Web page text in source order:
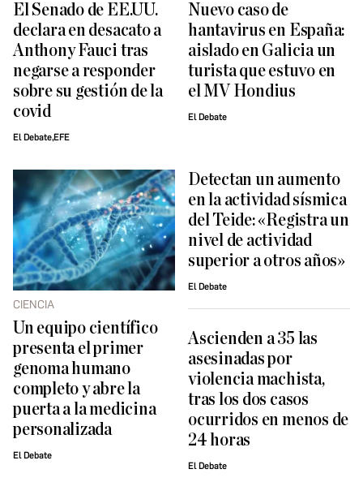
El Senado de EE.UU.
declara en desacato a
Anthony Fauci tras
negarse a responder
sobre su gestión de la
covid
El Debate,EFE
Nuevo caso de
hantavirus en España:
aislado en Galicia un
turista que estuvo en
el MV Hondius
El Debate
CIENCIA
Un equipo científico
presenta el primer
genoma humano
completo y abre la
puerta a la medicina
personalizada
El Debate
Detectan un aumento
en la actividad sísmica
del Teide: «Registra un
nivel de actividad
superior a otros años»
El Debate
Ascienden a 35 las
asesinadas por
violencia machista,
tras los dos casos
ocurridos en menos de
24 horas
El Debate